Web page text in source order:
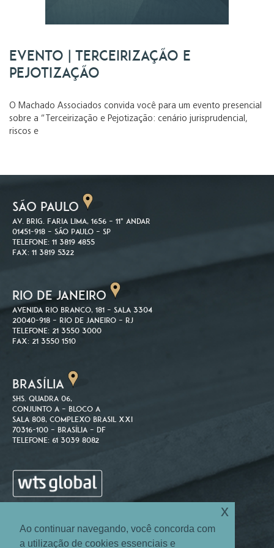
Evento | Terceirização e
Pejotização
O Machado Associados convida você para um evento presencial
sobre a “Terceirização e Pejotização: cenário jurisprudencial,
riscos e
SÃO PAULO
Av. Brig. Faria Lima, 1656 – 11º andar
01451-918 – São Paulo – SP
Telefone: 11 3819 4855
Fax: 11 3819 5322
RIO DE JANEIRO
Avenida Rio Branco, 181 – Sala 3304
20040-918 – Rio de Janeiro – RJ
Telefone: 21 3550 3000
Fax: 21 3550 1510
BRASÍLIA
SHS. Quadra 06,
Conjunto A – Bloco A
Sala 808, Complexo Brasil XXI
70316-100 – Brasília – DF
Telefone: 61 3039 8082
Ao continuar navegando, você concorda com
a utilização de cookies essenciais e
x